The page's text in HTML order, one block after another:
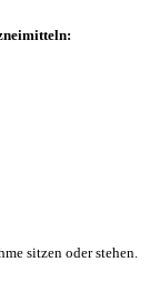
sitzen oder stehen.